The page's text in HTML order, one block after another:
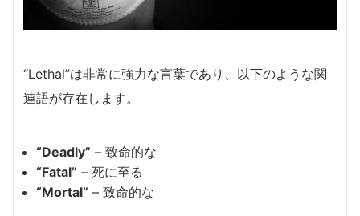
“Lethal”は非常に強力な言葉であり、以下のような関
連語が存在します。
“Deadly” – 致命的な
“Fatal” – 死に至る
“Mortal” – 致命的な